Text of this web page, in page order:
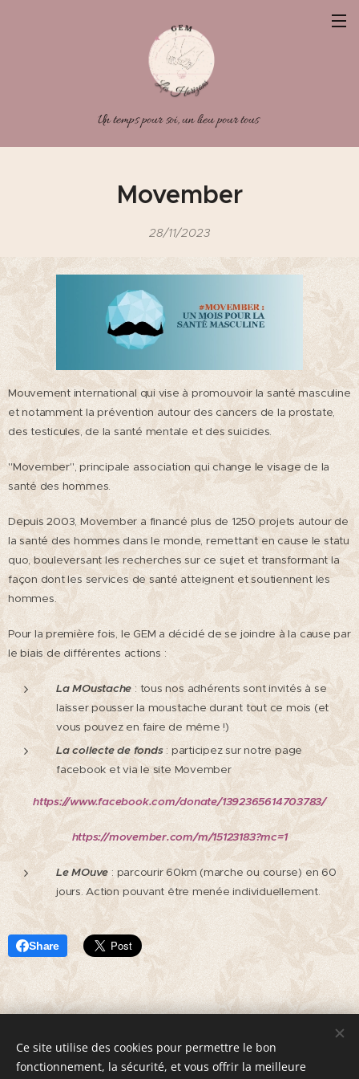
Un temps pour soi, un lieu pour tous
Movember
28/11/2023
Mouvement international qui vise à promouvoir la santé masculine
et notamment la prévention autour des cancers de la prostate,
des testicules, de la santé mentale et des suicides.
"Movember", principale association qui change le visage de la
santé des hommes.
Depuis 2003, Movember a financé plus de 1250 projets autour de
la santé des hommes dans le monde, remettant en cause le statu
quo, bouleversant les recherches sur ce sujet et transformant la
façon dont les services de santé atteignent et soutiennent les
hommes.
Pour la première fois, le GEM a décidé de se joindre à la cause par
le biais de différentes actions :
La MOustache : tous nos adhérents sont invités à se
laisser pousser la moustache durant tout ce mois (et
vous pouvez en faire de même !)
La collecte de fonds: participez sur notre page
facebook et via le site Movember
https://www.facebook.com/donate/1392365614703783/
https://movember.com/m/15123183?mc=1
Le MOuve : parcourir 60km (marche ou course) en 60
jours. Action pouvant être menée individuellement.
Share
© 2020 Groupe d'Entraide Mutuelle "Les Horizons" 5 avenue
Gambetta 92270 Bois-Colombes
Ce site utilise des cookies pour permettre le bon
fonctionnement, la sécurité, et vous offrir la meilleure